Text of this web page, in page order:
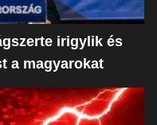
irigylik és
a magyarokat